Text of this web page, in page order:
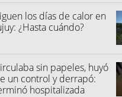
los días de calor en
¿Hasta cuándo?
sin papeles, huyó
un control y derrapó:
hospitalizada